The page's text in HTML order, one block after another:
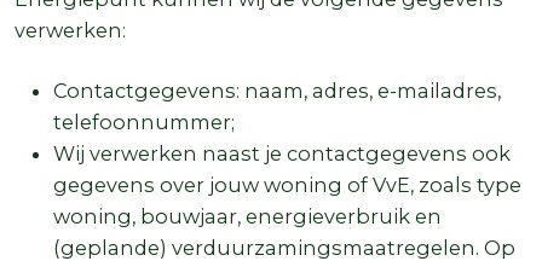
verwerken:
Contactgegevens: naam, adres, e-mailadres,
telefoonnummer;
Wij verwerken naast je contactgegevens ook
gegevens over jouw woning of VvE, zoals type
woning, bouwjaar, energieverbruik en
(geplande) verduurzamingsmaatregelen. Op